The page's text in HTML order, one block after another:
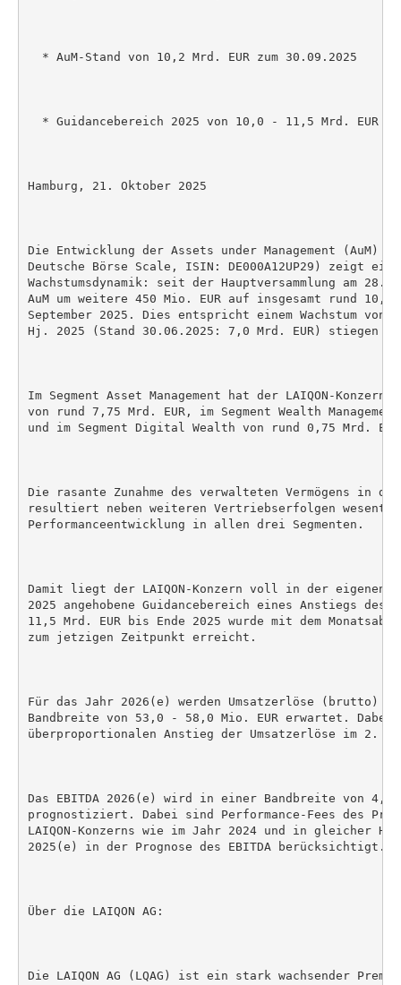
  * AuM-Stand von 10,2 Mrd. EUR zum 30.09.2025
* Guidancebereich 2025 von 10,0 - 11,5 Mrd. EUR
Hamburg, 21. Oktober 2025
Die Entwicklung der Assets under Management (AuM)
Deutsche Börse Scale, ISIN: DE000A12UP29) zeigt
Wachstumsdynamik: seit der Hauptversammlung am
AuM um weitere 450 Mio. EUR auf insgesamt rund 10,2
September 2025. Dies entspricht einem Wachstum von
Hj. 2025 (Stand 30.06.2025: 7,0 Mrd. EUR) stiegen
Im Segment Asset Management hat der LAIQON-
von rund 7,75 Mrd. EUR, im Segment Wealth
und im Segment Digital Wealth von rund 0,75 Mrd.
Die rasante Zunahme des verwalteten Vermögens in den
resultiert neben weiteren Vertriebserfolgen
Performanceentwicklung in allen drei Segmenten.
Damit liegt der LAIQON-Konzern voll in der eigenen
2025 angehobene Guidancebereich eines Anstiegs des
11,5 Mrd. EUR bis Ende 2025 wurde mit dem
zum jetzigen Zeitpunkt erreicht.
Für das Jahr 2026(e) werden Umsatzerlöse (brutto)
Bandbreite von 53,0 - 58,0 Mio. EUR erwartet. Dabei
überproportionalen Anstieg der Umsatzerlöse im 2.
Das EBITDA 2026(e) wird in einer Bandbreite von 4,5
prognostiziert. Dabei sind Performance-Fees des
LAIQON-Konzerns wie im Jahr 2024 und in gleicher
2025(e) in der Prognose des EBITDA berücksichtigt.
Über die LAIQON AG:
Die LAIQON AG (LQAG) ist ein stark wachsender